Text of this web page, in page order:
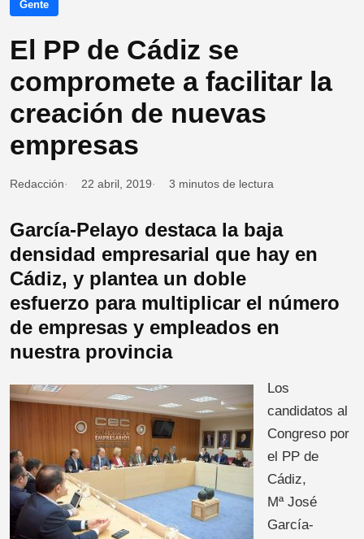
Gente
El PP de Cádiz se
compromete a facilitar la
creación de nuevas
empresas
Redacción 22 abril, 2019 3 minutos de lectura
García-Pelayo destaca la baja
densidad empresarial que hay en
Cádiz, y plantea un doble
esfuerzo para multiplicar el número
de empresas y empleados en
nuestra provincia
Los
candidatos al
Congreso por
el PP de
Cádiz,
Mª José
García-